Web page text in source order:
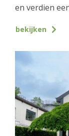
en verdien
bekijken